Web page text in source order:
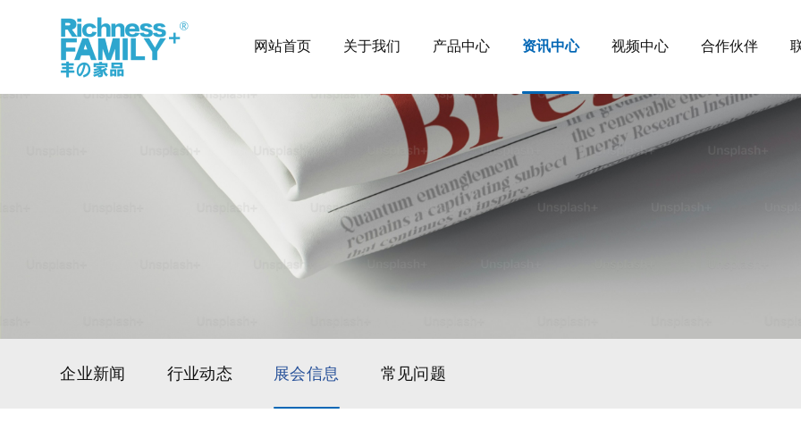
网站首页 关于我们 产品中心 资讯中心 视频中心 合作伙伴
企业新闻 行业动态 展会信息 常见问题